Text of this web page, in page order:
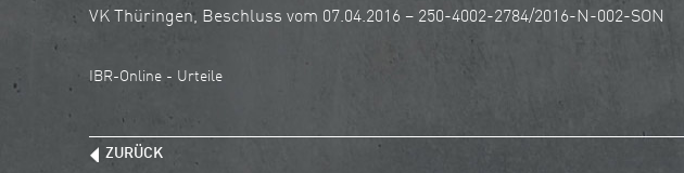
VK Thüringen, Beschluss vom 07.04.2016 – 250-4002-2784/2016-N-002-SON
IBR-Online - Urteile
ZURÜCK